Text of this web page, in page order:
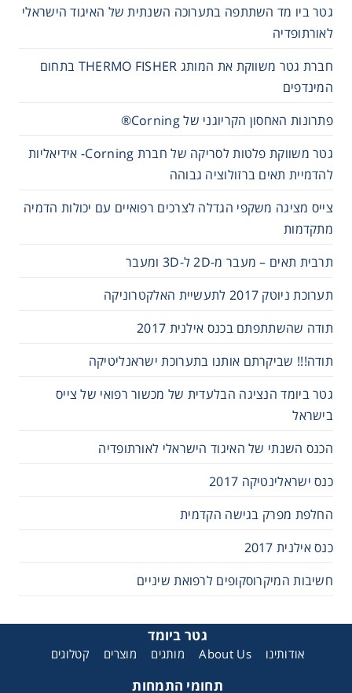
גטר ביו מד השתתפה בתערוכה השנתית של האיגוד הישראלי
לאורתופדיה
חברת גטר משווקת את המותג THERMO FISHER בתחום
המינדפים
פתרונות האחסון הקריוגני של Corning®
גטר משווקת פלטות לסריקה של חברת Corning- אידיאליות
להדמיית תאים ברזולוציה גבוהה
צייס מציגה משקפי הגדלה לצרכים רפואיים עם יכולות הדמיה
מתקדמות
תרבית תאים – מעבר מ-2D ל-3D ומעבר
תערוכת ניוטק 2017 לתעשיית האלקטרוניקה
תודה שהשתתפתם בכנס אילנית 2017
תודה!!! שביקרתם אותנו בתערוכת ישראנליטיקה
גטר ביומד הנציגה הבלעדית של מכשור רפואי של צייס
בישראל
הכנס השנתי של האיגוד הישראלי לאורתופדיה
כנס ישראלינטיקה 2017
החלפת מפרק בגישה הקדמית
כנס אילנית 2017
חשיבות המיקרוסקופים לרפואת שיניים
גטר ביומד
אודותינו About Us מותגים מוצרים קטלוגים
תחומי התמחות